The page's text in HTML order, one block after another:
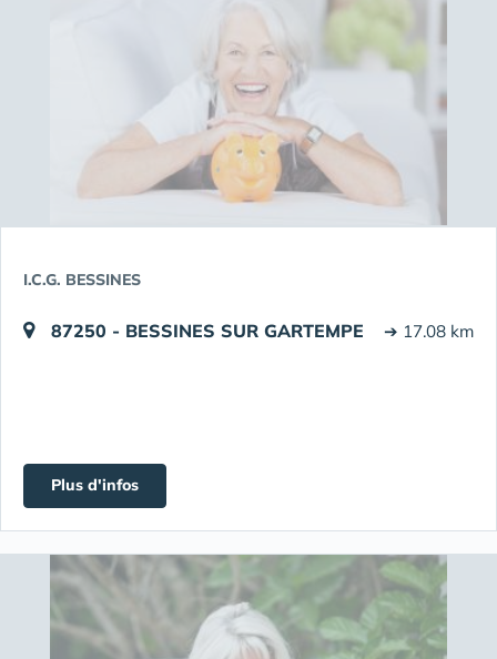
I.C.G. BESSINES
87250 - BESSINES SUR GARTEMPE ➔ 17.08 km
Plus d'infos